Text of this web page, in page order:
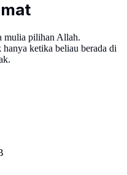
mulia pilihan Allah.
ketika beliau berada di